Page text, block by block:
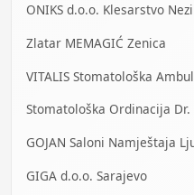
ONIKS d.o.o. Klesarstvo
Zlatar MEMAGIĆ Zenica
VITALIS Stomatološka
Stomatološka Ordinacija Dr.
GOJAN Saloni Namještaja
GIGA d.o.o. Sarajevo